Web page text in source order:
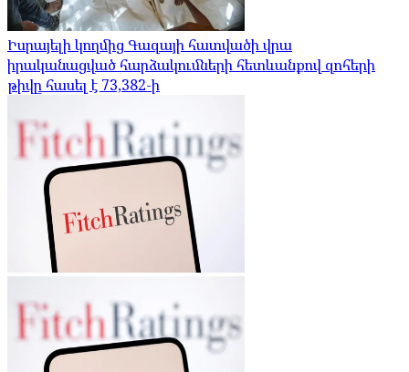
Իսրայելի կողմից Գազայի հատվածի վրա
իրականացված հարձակումների հետևանքով զոհերի
թիվը հասել է 73,382-ի